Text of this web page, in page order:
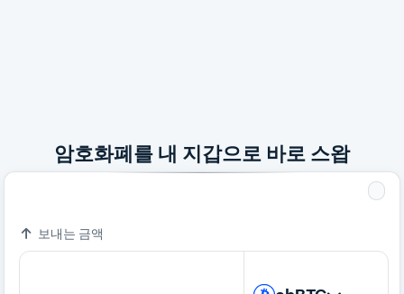
암호화폐를 내 지갑으로 바로 스왑
보내는 금액